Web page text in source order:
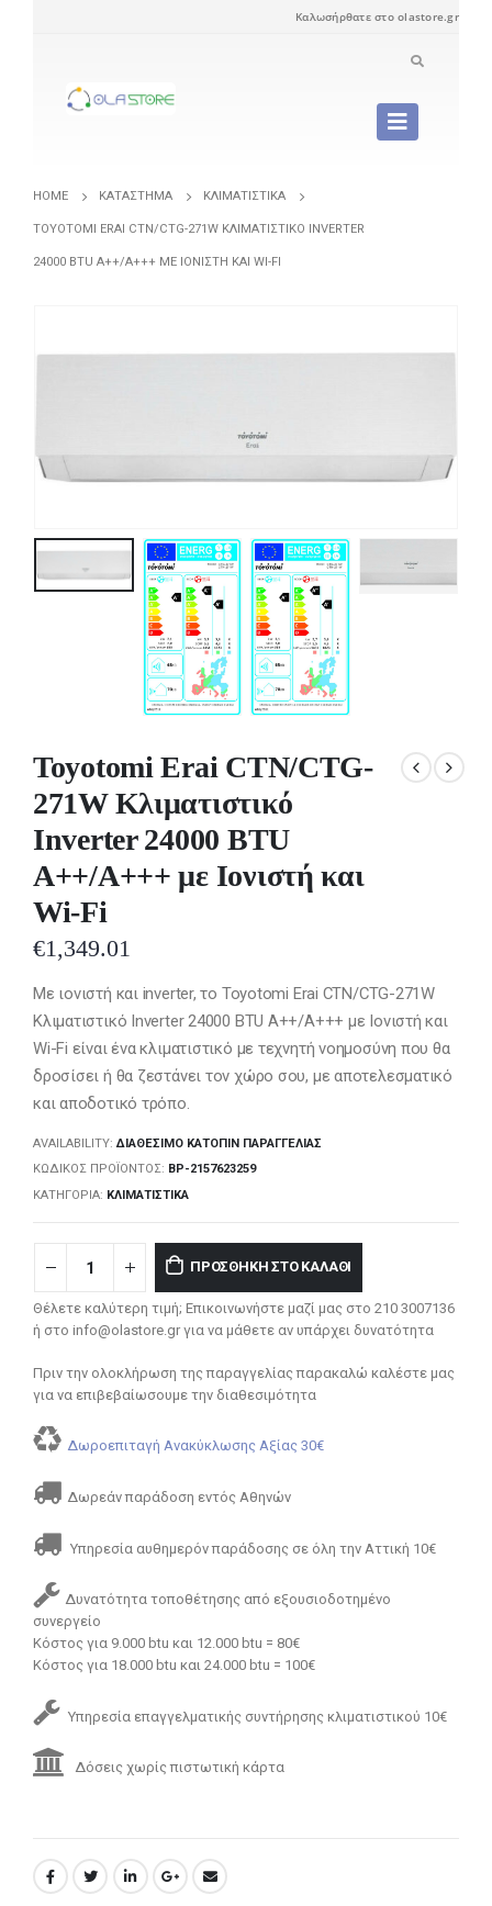
Καλωσήρθατε στο olastore.gr
HOME ΚΑΤΆΣΤΗΜΑ ΚΛΙΜΑΤΙΣΤΙΚΆ
TOYOTOMI ERAI CTN/CTG-271W ΚΛΙΜΑΤΙΣΤΙΚΌ INVERTER
24000 BTU A++/A+++ ΜΕ ΙΟΝΙΣΤΉ ΚΑΙ WI-FI
Toyotomi Erai CTN/CTG-
271W Κλιματιστικό
Inverter 24000 BTU
A++/A+++ με Ιονιστή και
Wi-Fi
€1,349.01
Με ιονιστή και inverter, το Toyotomi Erai CTN/CTG-271W
Κλιματιστικό Inverter 24000 BTU A++/A+++ με Ιονιστή και
Wi-Fi είναι ένα κλιματιστικό με τεχνητή νοημοσύνη που θα
δροσίσει ή θα ζεστάνει τον χώρο σου, με αποτελεσματικό
και αποδοτικό τρόπο.
AVAILABILITY:ΔΙΑΘΈΣΙΜΟ ΚΑΤΌΠΙΝ ΠΑΡΑΓΓΕΛΊΑΣ
ΚΩΔΙΚΌΣ ΠΡΟΪΌΝΤΟΣ: BP-2157623259
ΚΑΤΗΓΟΡΊΑ: ΚΛΙΜΑΤΙΣΤΙΚΆ
ΠΡΟΣΘΉΚΗ ΣΤΟ ΚΑΛΆΘΙ
Θέλετε καλύτερη τιμή; Επικοινωνήστε μαζί μας στο 210 3007136
ή στο info@olastore.gr για να μάθετε αν υπάρχει δυνατότητα
Πριν την ολοκλήρωση της παραγγελίας παρακαλώ καλέστε μας
για να επιβεβαίωσουμε την διαθεσιμότητα
Δωροεπιταγή Ανακύκλωσης Αξίας 30€
Δωρεάν παράδοση εντός Αθηνών
Υπηρεσία αυθημερόν παράδοσης σε όλη την Αττική 10€
Δυνατότητα τοποθέτησης από εξουσιοδοτημένο
συνεργείο
Κόστος για 9.000 btu και 12.000 btu = 80€
Κόστος για 18.000 btu και 24.000 btu = 100€
Υπηρεσία επαγγελματικής συντήρησης κλιματιστικού 10€
Δόσεις χωρίς πιστωτική κάρτα